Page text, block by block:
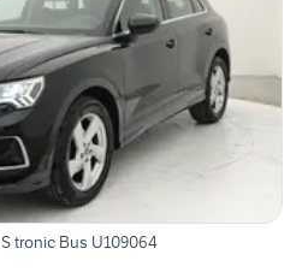
tronic Bus U109064